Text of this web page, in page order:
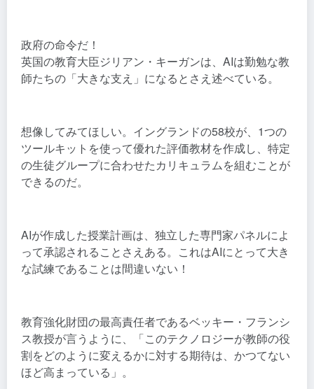
政府の命令だ！
英国の教育大臣ジリアン・キーガンは、AIは勤勉な教
師たちの「大きな支え」になるとさえ述べている。
想像してみてほしい。イングランドの58校が、1つの
ツールキットを使って優れた評価教材を作成し、特定
の生徒グループに合わせたカリキュラムを組むことが
できるのだ。
AIが作成した授業計画は、独立した専門家パネルによ
って承認されることさえある。これはAIにとって大き
な試練であることは間違いない！
教育強化財団の最高責任者であるベッキー・フランシ
ス教授が言うように、「このテクノロジーが教師の役
割をどのように変えるかに対する期待は、かつてない
ほど高まっている」。